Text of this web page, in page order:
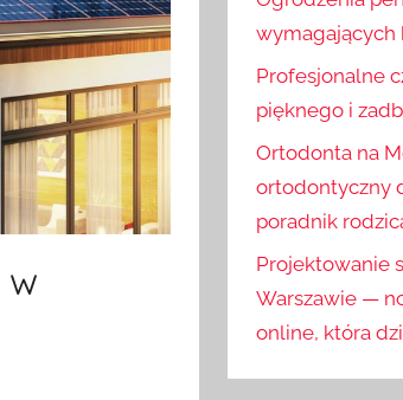
w
Profesjonalne
pięknego i
Ortodonta na
ortodontyczny
poradnik
Projektowanie
Warszawie —
online, która